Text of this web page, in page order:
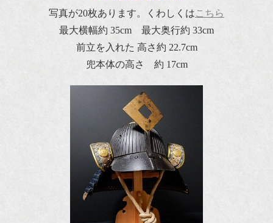
写真が20枚あります。くわしくはこちら
最大横幅約 35cm 最大奥行約 33cm
前立を入れた 高さ約 22.7cm
兜本体の高さ 約 17cm